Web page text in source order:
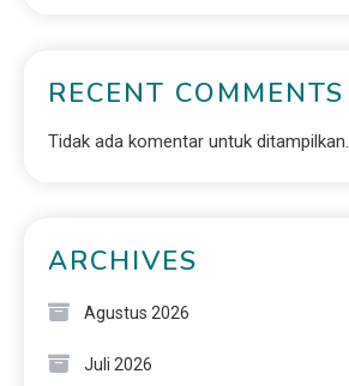
RECENT COMMENTS
Tidak ada komentar untuk ditampilkan.
ARCHIVES
Agustus 2026
Juli 2026